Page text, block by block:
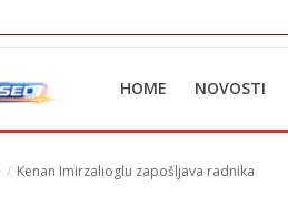
HOME NOVOSTI
Kenan Imirzalioglu zapošljava radnika